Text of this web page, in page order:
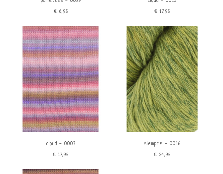
€6,95
€17,95
cloud - 0003
€17,95
siempre - 0016
€24,95